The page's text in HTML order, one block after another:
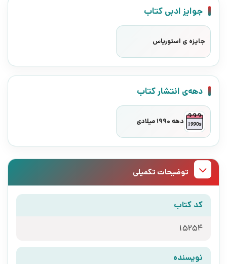
جوایز ادبی کتاب
جایزه ی استوریاس
دهه‌ی انتشار کتاب
دهه 1990 میلادی
توضیحات تکمیلی
کد کتاب
15254
نویسنده